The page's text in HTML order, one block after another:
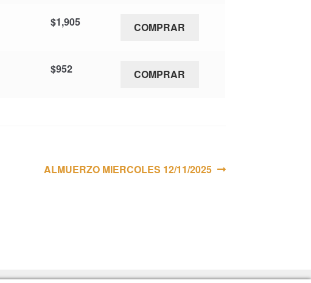
$1,905 COMPRAR
$952 COMPRAR
Siguiente:
ALMUERZO MIERCOLES 12/11/2025